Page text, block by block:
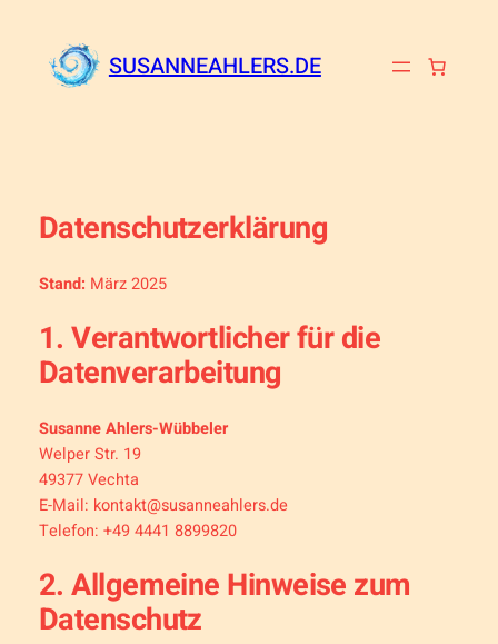
springen
SUSANNEAHLERS.DE
Datenschutzerklärung
Stand: März 2025
1. Verantwortlicher für die
Datenverarbeitung
Susanne Ahlers-Wübbeler
Welper Str. 19
49377 Vechta
E-Mail: kontakt@susanneahlers.de
Telefon: +49 4441 8899820
2. Allgemeine Hinweise zum
Datenschutz